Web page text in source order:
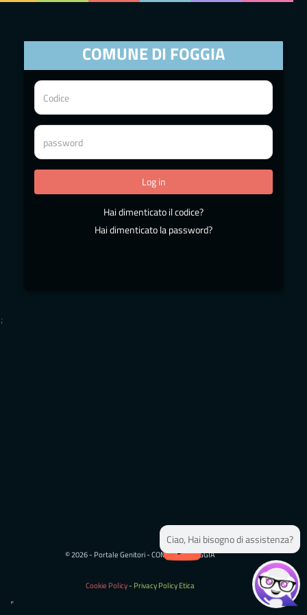
COMUNE DI FOGGIA
Hai dimenticato il codice?
Hai dimenticato la password?
;
© 2026 - Portale Genitori - COMUNE DI FOGGIA
Cookie Policy- Privacy Policy Etica
Ciao, Hai bisogno di assistenza?